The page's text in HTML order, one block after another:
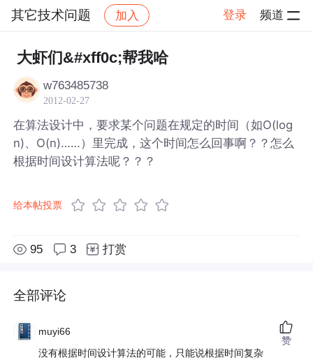
其它技术问题 加入 登录 频道
社区 其它技术问题 帖子详情
大虾们&#xff0c;帮我哈
w763485738
2012-02-27
在算法设计中，要求某个问题在规定的时间（如O(log
n)、O(n)……）里完成，这个时间怎么回事啊？？怎么
根据时间设计算法呢？？？
给本帖投票
95 3 打赏
全部评论
muyi66
没有根据时间设计算法的可能，只能说根据时间复杂
赞